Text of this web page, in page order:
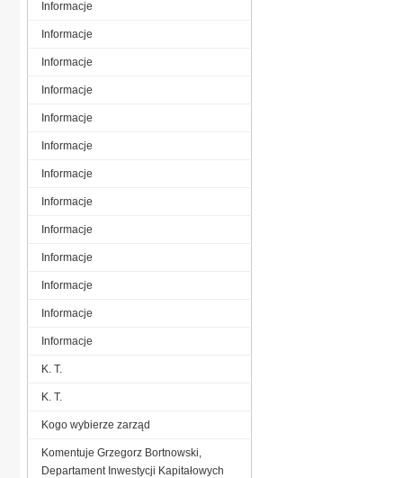
Informacje
Informacje
Informacje
Informacje
Informacje
Informacje
Informacje
Informacje
Informacje
Informacje
Informacje
Informacje
Informacje
K. T.
K. T.
Kogo wybierze zarząd
Komentuje Grzegorz Bortnowski,
Departament Inwestycji Kapitałowych